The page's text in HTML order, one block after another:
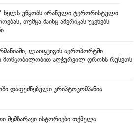
ხელს უწყობს ირანული ტერორისტული
თუმცა მაინც ამერიკას უყენებს
ლაიფციგის აეროპორტში
მოწყობილობით აღჭურვილ დრონს რუსეთს
დაფუძნებული კრიპტოკომპანია
შემზარავი ისტორიები თქმულა